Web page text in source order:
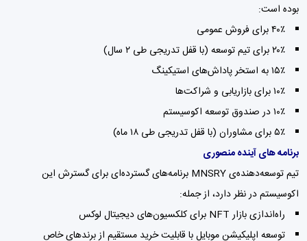
بوده است:
۴۰٪ برای فروش عمومی
۲۰٪ برای تیم توسعه (با قفل تدریجی طی ۲ سال)
۱۵٪ به استخر پاداش‌های استیکینگ
۱۰٪ برای بازاریابی و شراکت‌ها
۱۰٪ در صندوق توسعه اکوسیستم
۵٪ برای مشاوران (با قفل تدریجی طی ۱۸ ماه)
برنامه های آینده منصوری
تیم توسعه‌دهنده‌ی MNSRY برنامه‌های گسترده‌ای برای گسترش این
اکوسیستم در نظر دارد، از جمله:
راه‌اندازی بازار NFT برای کلکسیون‌های دیجیتال لوکس
توسعه اپلیکیشن موبایل با قابلیت خرید مستقیم از برندهای خاص